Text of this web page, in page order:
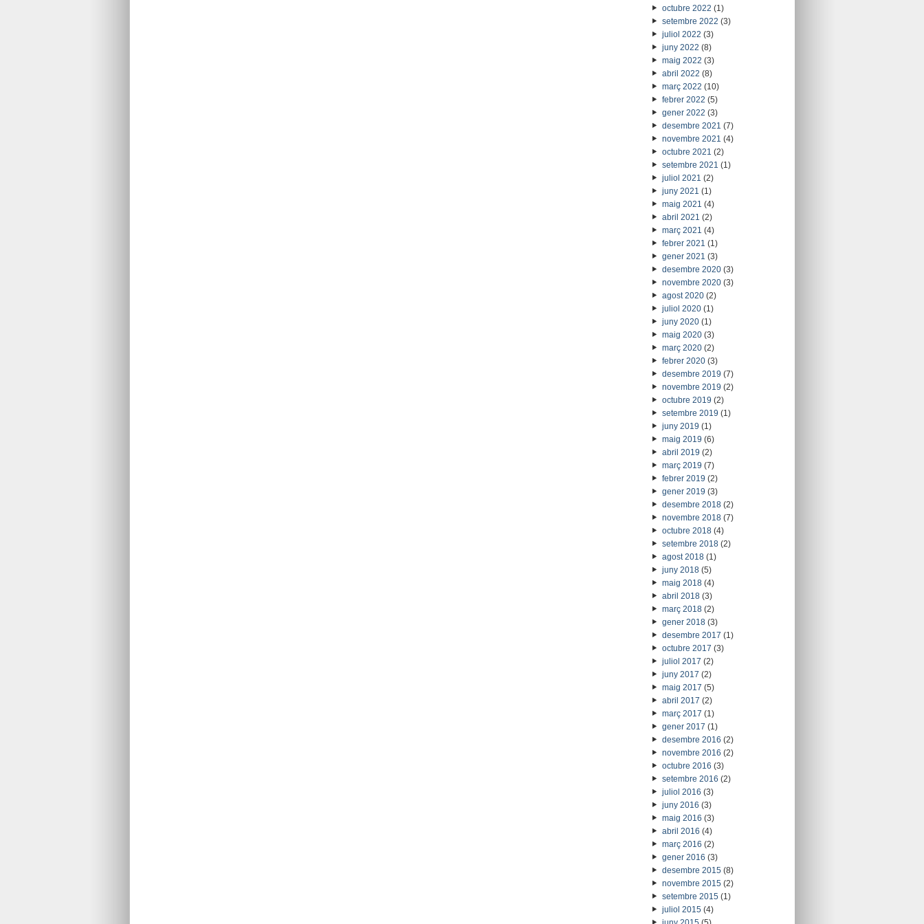
octubre 2022 (1)
setembre 2022 (3)
juliol 2022 (3)
juny 2022 (8)
maig 2022 (3)
abril 2022 (8)
març 2022 (10)
febrer 2022 (5)
gener 2022 (3)
desembre 2021 (7)
novembre 2021 (4)
octubre 2021 (2)
setembre 2021 (1)
juliol 2021 (2)
juny 2021 (1)
maig 2021 (4)
abril 2021 (2)
març 2021 (4)
febrer 2021 (1)
gener 2021 (3)
desembre 2020(3)
novembre 2020(3)
agost 2020(2)
juliol 2020(1)
juny 2020(1)
maig 2020(3)
març 2020(2)
febrer 2020(3)
desembre 2019 (7)
novembre 2019 (2)
octubre 2019 (2)
setembre 2019 (1)
juny 2019 (1)
maig 2019 (6)
abril 2019 (2)
març 2019 (7)
febrer 2019 (2)
gener 2019 (3)
desembre 2018(2)
novembre 2018(7)
octubre 2018(4)
setembre 2018(2)
agost 2018(1)
juny 2018(5)
maig 2018(4)
abril 2018(3)
març 2018(2)
gener 2018(3)
desembre 2017 (1)
octubre 2017 (3)
juliol 2017 (2)
juny 2017 (2)
maig 2017 (5)
abril 2017 (2)
març 2017 (1)
gener 2017 (1)
desembre 2016 (2)
novembre 2016 (2)
octubre 2016 (3)
setembre 2016 (2)
juliol 2016 (3)
juny 2016 (3)
maig 2016 (3)
abril 2016 (4)
març 2016 (2)
gener 2016 (3)
desembre 2015(8)
novembre 2015(2)
setembre 2015(1)
juliol 2015(4)